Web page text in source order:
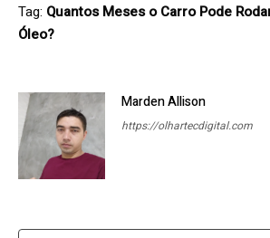
Tag: Quantos Meses o Carro Pode
Óleo?
Marden Allison
https://olhartecdigital.com